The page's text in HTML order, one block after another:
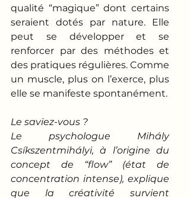
qualité “magique” dont certains
seraient dotés par nature. Elle
peut se développer et se
renforcer par des méthodes et
des pratiques régulières. Comme
un muscle, plus on l’exerce, plus
elle se manifeste spontanément.
Le saviez-vous ?
Le psychologue Mihály
Csíkszentmihályi, à l’origine du
concept de “flow” (état de
concentration intense), explique
que la créativité survient